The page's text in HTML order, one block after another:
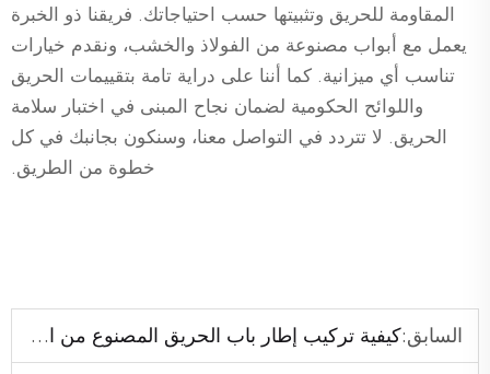
المقاومة للحريق وتثبيتها حسب احتياجاتك. فريقنا ذو الخبرة
يعمل مع أبواب مصنوعة من الفولاذ والخشب، ونقدم خيارات
تناسب أي ميزانية. كما أننا على دراية تامة بتقييمات الحريق
واللوائح الحكومية لضمان نجاح المبنى في اختبار سلامة
الحريق. لا تتردد في التواصل معنا، وسنكون بجانبك في كل
خطوة من الطريق.
السابق:كيفية تركيب إطار باب الحريق المصنوع من الصلب UL.